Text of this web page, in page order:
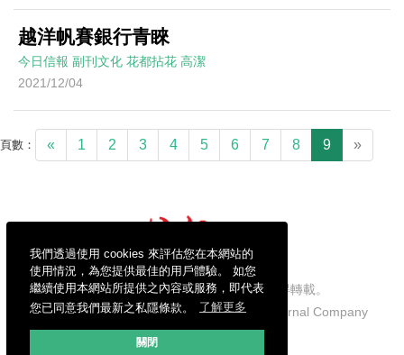
我們透過使用 cookies 來評估您在本網站的
使用情況，為您提供最佳的用戶體驗。 如您
繼續使用本網站所提供之內容或服務，即代表
您已同意我們最新之私隱條款。
了解更多
關閉
越洋帆賽銀行青睞
今日信報 副刊文化 花都拈花 高潔
2021/12/04
頁數： « 1 2 3 4 5 6 7 8 9 »
信報財經新聞有限公司版權所有，不得轉載。
Copyright © 2026 Hong Kong Economic Journal Company
Limited. All rights reserved.